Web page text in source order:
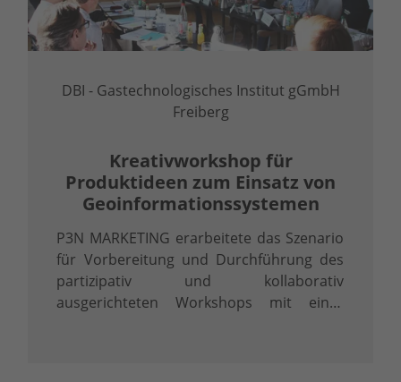
DBI - Gastechnologisches Institut gGmbH
Freiberg
Kreativ­workshop für
Produktideen zum Einsatz von
Geo­informations­systemen
P3N MARKETING erarbeitete das Szenario
für Vorbereitung und Durchführung des
partizipativ und kollaborativ
ausgerichteten Workshops mit einer